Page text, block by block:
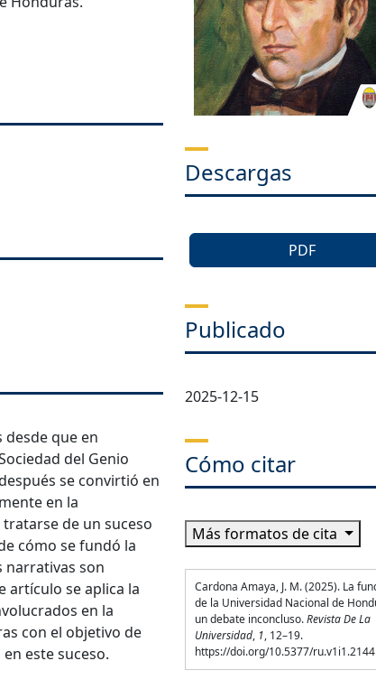
desde que en
del Genio
se convirtió en
en la
de un suceso
cómo se fundó la
narrativas son
artículo se aplica la
en la
con el objetivo de
este suceso.
Descargas
PDF
Publicado
2025-12-15
Cómo citar
Más formatos de cita
Cardona Amaya, J. M. (2025). La
de la Universidad Nacional de
un debate inconcluso.Revista De La
Universidad, 1, 12–19.
https://doi.org/10.5377/